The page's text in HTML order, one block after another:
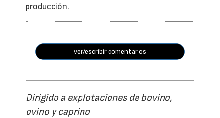
producción.
ver/escribir comentarios
Dirigido a explotaciones de bovino,
ovino y caprino